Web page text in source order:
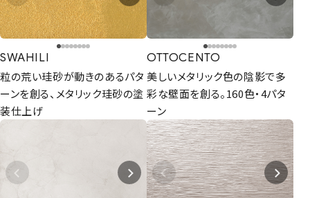
SWAHILI
粒の荒い珪砂が動きのあるパタ
ーンを創る、メタリック珪砂の塗
装仕上げ
OTTOCENTO
美しいメタリック色の陰影で多
彩な壁面を創る。160色・4パタ
ーン